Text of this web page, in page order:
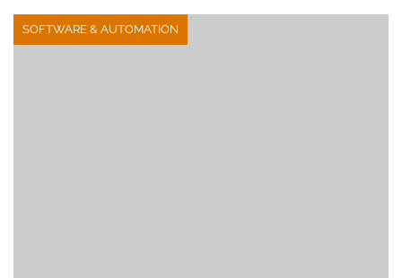
SOFTWARE & AUTOMATION